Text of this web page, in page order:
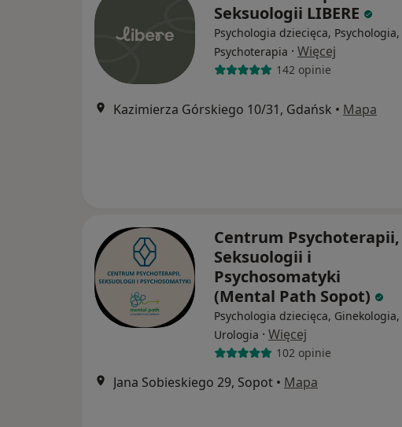
Seksuologii LIBERE
Psychologia dziecięca, Psychologia,
Psychoterapia · Więcej
142 opinie
Kazimierza Górskiego 10/31, Gdańsk • Mapa
Centrum Psychoterapii,
Seksuologii i
Psychosomatyki
(Mental Path Sopot)
Psychologia dziecięca, Ginekologia,
Urologia · Więcej
102 opinie
Jana Sobieskiego 29, Sopot • Mapa